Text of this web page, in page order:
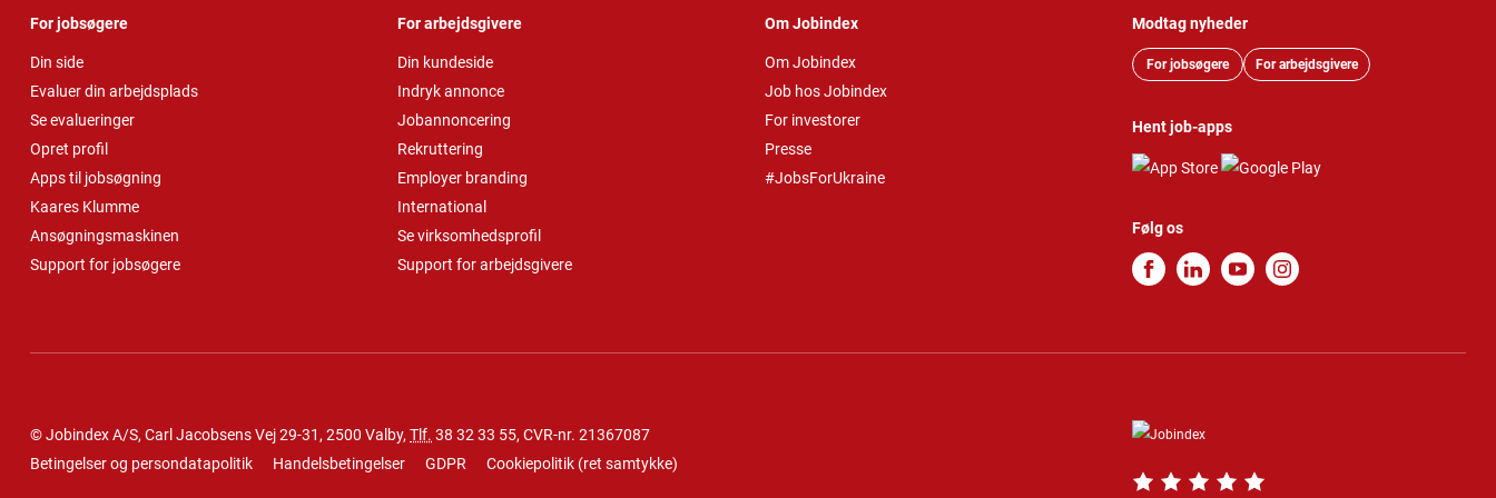
For jobsøgere
Din side
Evaluer din arbejdsplads
Se evalueringer
Opret profil
Apps til jobsøgning
Kaares Klumme
Ansøgningsmaskinen
Support for jobsøgere
For arbejdsgivere
Din kundeside
Indryk annonce
Jobannoncering
Rekruttering
Employer branding
International
Se virksomhedsprofil
Support for arbejdsgivere
Om Jobindex
Om Jobindex
Job hos Jobindex
For investorer
Presse
#JobsForUkraine
Modtag nyheder
For jobsøgere For arbejdsgivere
Hent job-apps
Følg os
© Jobindex A/S, Carl Jacobsens Vej 29-31, 2500 Valby, Tlf. 38 32 33 55, CVR-nr. 21367087
Betingelser og persondatapolitik
Handelsbetingelser GDPR Cookiepolitik (ret samtykke)